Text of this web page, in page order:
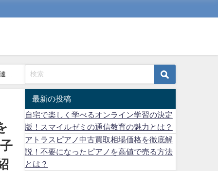
学
最新の投稿
自宅で楽しく学べるオンライン学習の決定
版！スマイルゼミの通信教育の魅力とは？
アトラスピアノ中古買取相場価格を徹底解
説！不要になったピアノを高値で売る方法
とは？